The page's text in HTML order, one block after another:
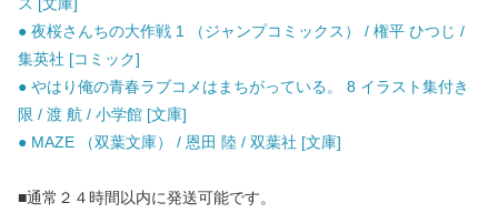
● 夜桜さんちの大作戦 1 （ジャンプコミックス） / 権平 ひつじ /
集英社 [コミック]
● やはり俺の青春ラブコメはまちがっている。 8 イラスト集付き
限 / 渡 航 / 小学館 [文庫]
● MAZE （双葉文庫） / 恩田 陸 / 双葉社 [文庫]
■通常２４時間以内に発送可能です。